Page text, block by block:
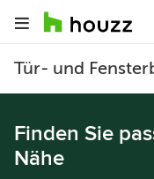
Tür- und
Finden Sie
Nähe